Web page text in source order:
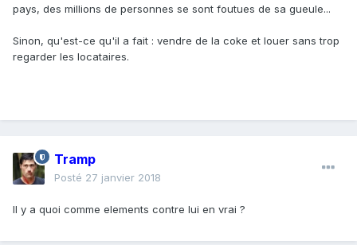
pays, des millions de personnes se sont foutues de sa gueule...
Sinon, qu'est-ce qu'il a fait : vendre de la coke et louer sans trop
regarder les locataires.
Tramp
Posté 27 janvier 2018
Il y a quoi comme elements contre lui en vrai ?